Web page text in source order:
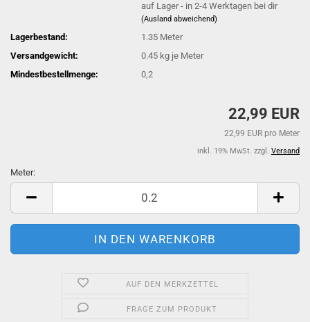
auf Lager - in 2-4 Werktagen bei dir
(Ausland abweichend)
Lagerbestand: 1.35 Meter
Versandgewicht:
0.45 kg je Meter
Mindestbestellmenge:
0,2
22,99 EUR
22,99 EUR pro Meter
inkl. 19% MwSt. zzgl. Versand
Meter:
Meter
AUF DEN MERKZETTEL
FRAGE ZUM PRODUKT